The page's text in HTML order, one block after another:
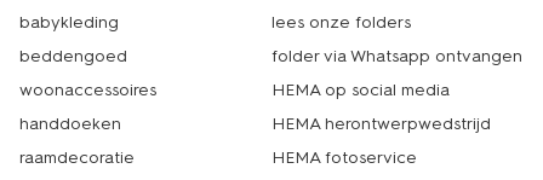
babykleding
beddengoed
woonaccessoires
handdoeken
raamdecoratie
lees onze folders
folder via Whatsapp ontvangen
HEMA op social media
HEMA herontwerpwedstrijd
HEMA fotoservice